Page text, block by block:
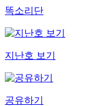
똑소리단
지난호 보기
공유하기